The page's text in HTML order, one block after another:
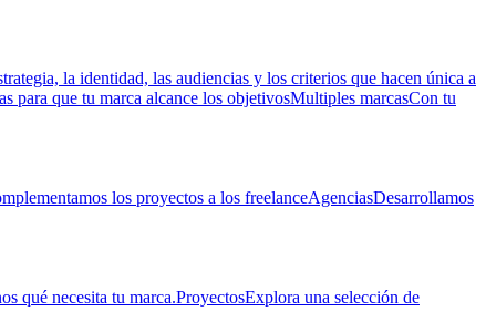
la identidad, las audiencias y los criterios que hacen única a
para que tu marca alcance los objetivosMultiples marcasCon tu
los proyectos a los freelanceAgenciasDesarrollamos
qué necesita tu marca.ProyectosExplora una selección de